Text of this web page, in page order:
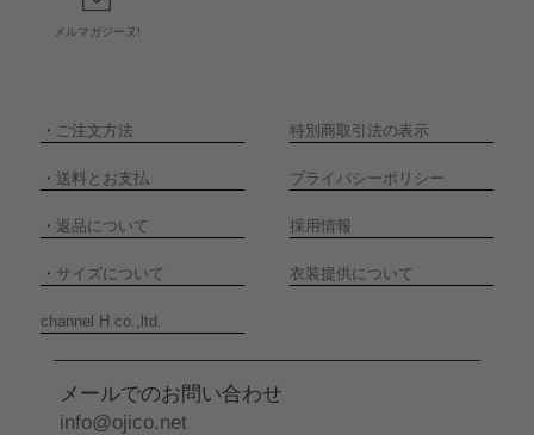
メルマガジーヌ!
・ ご注文方法 特別商取引法の表示
・ 送料とお支払 プライバシーポリシー
・ 返品について 採用情報
・ サイズについて 衣装提供について
channel H co.,ltd.
メールでのお問い合わせ
info@ojico.net